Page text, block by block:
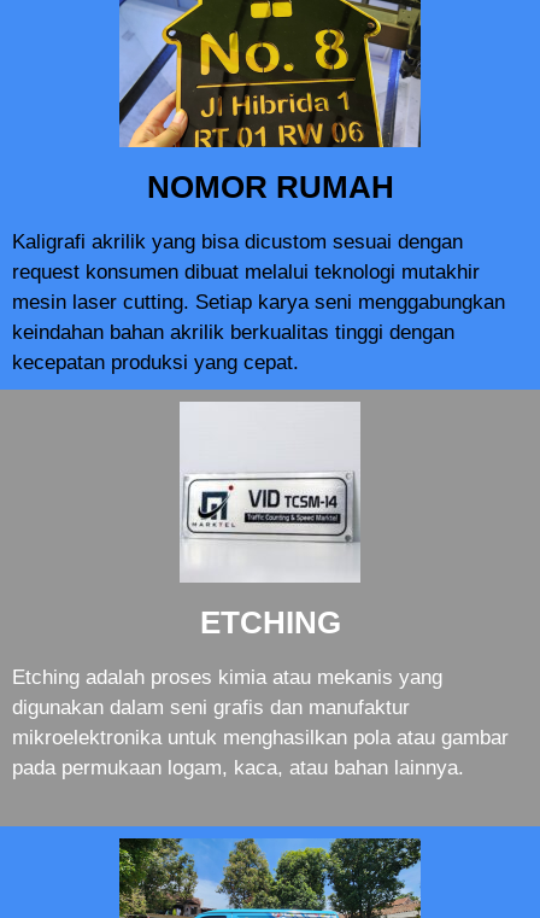
NOMOR RUMAH
Kaligrafi akrilik yang bisa dicustom sesuai dengan
request konsumen dibuat melalui teknologi mutakhir
mesin laser cutting. Setiap karya seni menggabungkan
keindahan bahan akrilik berkualitas tinggi dengan
kecepatan produksi yang cepat.
ETCHING
Etching adalah proses kimia atau mekanis yang
digunakan dalam seni grafis dan manufaktur
mikroelektronika untuk menghasilkan pola atau gambar
pada permukaan logam, kaca, atau bahan lainnya.